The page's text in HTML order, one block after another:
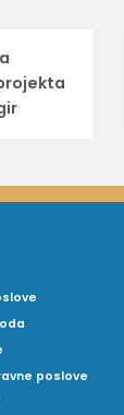
poslove